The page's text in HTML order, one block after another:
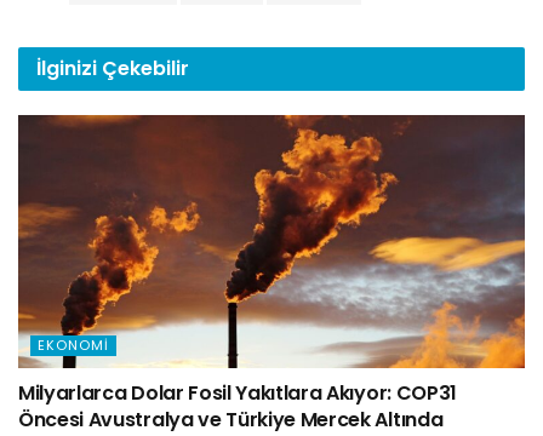
İlginizi Çekebilir
EKONOMI
Milyarlarca Dolar Fosil Yakıtlara Akıyor: COP31
Öncesi Avustralya ve Türkiye Mercek Altında